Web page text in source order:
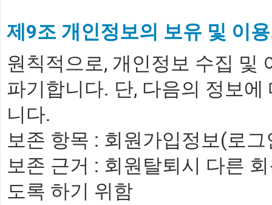
제9조 개인정보의 보유 및 이
원칙적으로, 개인정보 수집 및
파기합니다. 단, 다음의 정보
니다.
보존 항목 : 회원가입정보(로그
보존 근거 : 회원탈퇴시 다른
도록 하기 위함